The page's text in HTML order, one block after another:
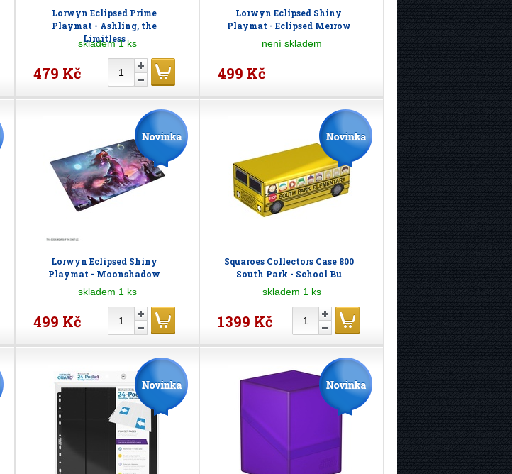
Lorwyn Eclipsed Prime
Playmat - Ashling, the
Limitless
skladem 1 ks
479 Kč
Lorwyn Eclipsed Shiny
Playmat - Eclipsed Merrow
není skladem
499 Kč
Lorwyn Eclipsed Shiny
Playmat - Moonshadow
skladem 1 ks
499 Kč
Squaroes Collectors Case 800
South Park - School Bu
skladem 1 ks
1399 Kč